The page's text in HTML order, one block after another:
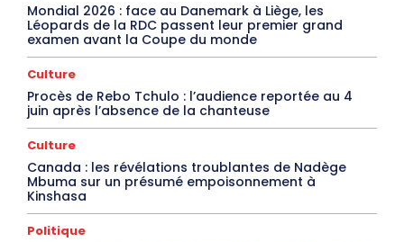
Mondial 2026 : face au Danemark à Liège, les
Léopards de la RDC passent leur premier grand
examen avant la Coupe du monde
Culture
Procès de Rebo Tchulo : l’audience reportée au 4
juin après l’absence de la chanteuse
Culture
Canada : les révélations troublantes de Nadège
Mbuma sur un présumé empoisonnement à
Kinshasa
Politique